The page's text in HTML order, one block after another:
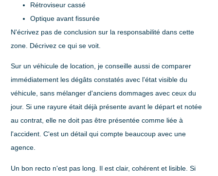
Rétroviseur cassé
Optique avant fissurée
N'écrivez pas de conclusion sur la responsabilité dans cette
zone. Décrivez ce qui se voit.
Sur un véhicule de location, je conseille aussi de comparer
immédiatement les dégâts constatés avec l'état visible du
véhicule, sans mélanger d'anciens dommages avec ceux du
jour. Si une rayure était déjà présente avant le départ et notée
au contrat, elle ne doit pas être présentée comme liée à
l'accident. C'est un détail qui compte beaucoup avec une
agence.
Un bon recto n'est pas long. Il est clair, cohérent et lisible. Si